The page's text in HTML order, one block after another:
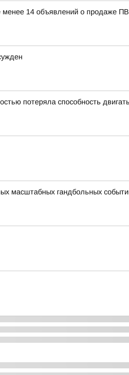
менее 14 объявлений о продаже
потеряла способность
масштабных гандбольных